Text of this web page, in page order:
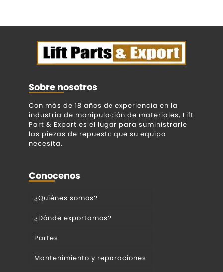
Sobre nosotros
Con más de 18 años de experiencia en la
industria de manipulación de materiales, Lift
Part & Export es el lugar para suministrarle
las piezas de repuesto que su equipo
necesita.
Conocenos
¿Quiénes somos?
¿Dónde exportamos?
Partes
Mantenimiento y reparaciones